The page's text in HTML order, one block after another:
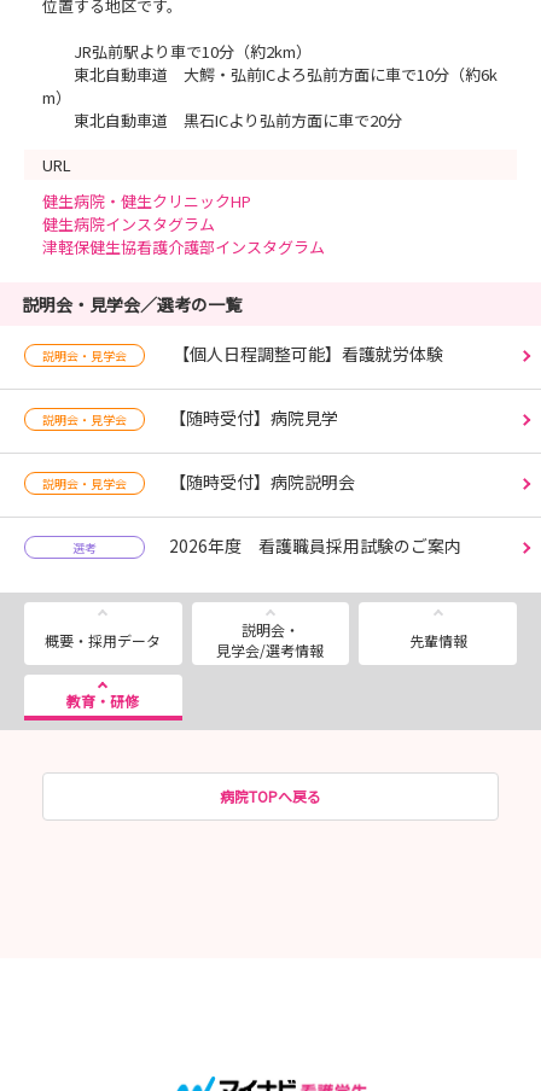
位置する地区です。
JR弘前駅より車で10分（約2km）
東北自動車道 大鰐・弘前ICよろ弘前方面に車で10分（約6k
m）
東北自動車道 黒石ICより弘前方面に車で20分
URL
健生病院・健生クリニックHP
健生病院インスタグラム
津軽保健生協看護介護部インスタグラム
説明会・見学会／選考の一覧
説明会・見学会 【個人日程調整可能】看護就労体験
説明会・見学会 【随時受付】病院見学
説明会・見学会 【随時受付】病院説明会
選考 2026年度 看護職員採用試験のご案内
概要・採用データ
説明会・
見学会/選考情報
先輩情報
教育・研修
病院TOPへ戻る